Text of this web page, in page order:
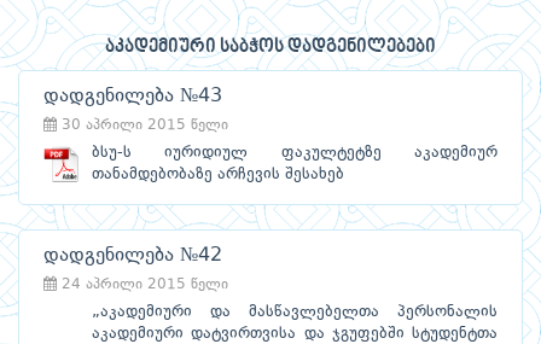
აკადემიური საბჭოს დადგენილებები
დადგენილება №43
30 აპრილი 2015 წელი
ბსუ-ს იურიდიულ ფაკულტეტზე აკადემიურ
თანამდებობაზე არჩევის შესახებ
დადგენილება №42
24 აპრილი 2015 წელი
„აკადემიური და მასწავლებელთა პერსონალის
აკადემიური დატვირთვისა და ჯგუფებში სტუდენტთა